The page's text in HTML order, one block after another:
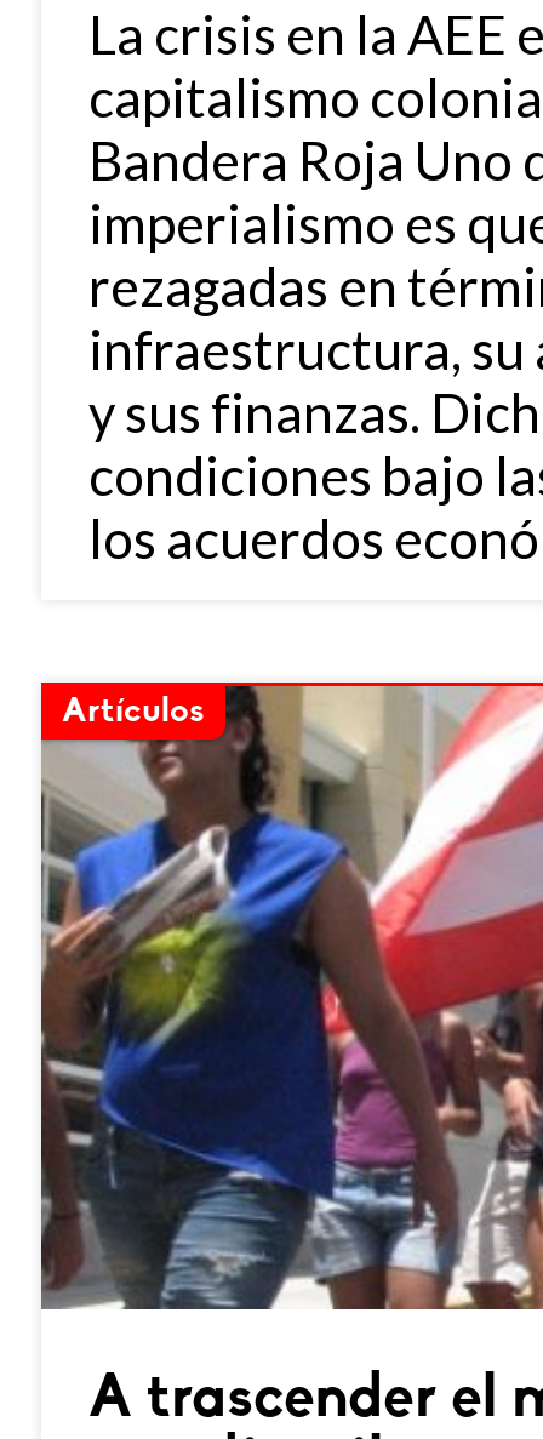
La crisis en la AEE
capitalismo
Bandera Roja Uno
imperialismo es
rezagadas en
infraestructura, su
y sus finanzas.
condiciones bajo
los acuerdos
Artículos
A trascender el